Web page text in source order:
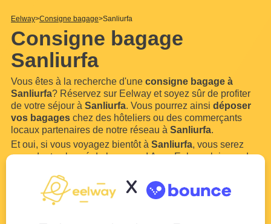
Eelway Consigne bagage Sanliurfa
Consigne bagage
Sanliurfa
Vous êtes à la recherche d'une consigne bagage à
Sanliurfa? Réservez sur Eelway et soyez sûr de profiter
de votre séjour à Sanliurfa. Vous pourrez ainsi déposer
vos bagages chez des hôteliers ou des commerçants
locaux partenaires de notre réseau à Sanliurfa.
Et oui, si vous voyagez bientôt à Sanliurfa, vous serez
sans doute chargé de bagages ! Avec Eelway, laissez des
temps de profiter de votre visite deSanliurfa
service est ouvert 7...Lire plus
X